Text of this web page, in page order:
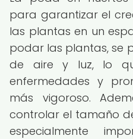
para garantizar el
las plantas en un
podar las plantas, se
de aire y luz, lo
enfermedades y
más vigoroso.
controlar el tamaño
especialmente